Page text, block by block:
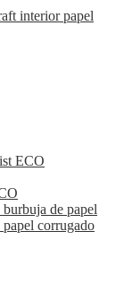
interior papel
ECO
de papel
corrugado